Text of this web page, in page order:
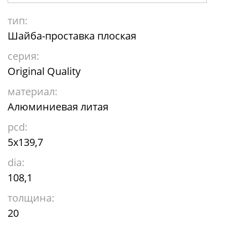
тип:
Шайба-проставка плоская
серия:
Original Quality
материал:
Алюминиевая литая
pcd:
5x139,7
dia:
108,1
толщина:
20